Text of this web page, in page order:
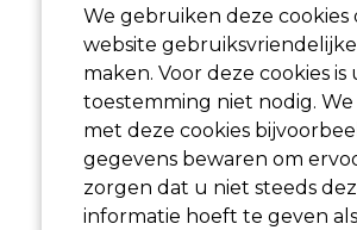
We gebruiken deze cookies
website
maken. Voor deze cookies is
toestemming niet nodig.
met deze cookies
gegevens bewaren om
zorgen dat u niet steeds
informatie hoeft te geven